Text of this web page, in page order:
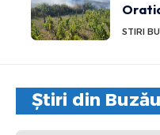
STIRI
Știri din